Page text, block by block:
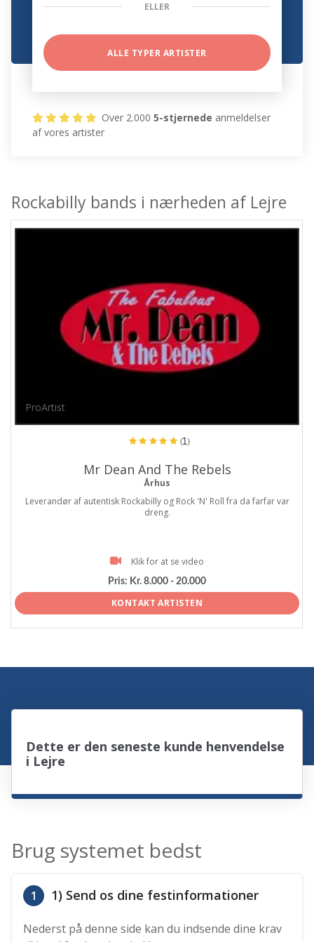
ELLER
ALLE TYPER ARTISTER
Over 2.0005-stjernede anmeldelser
af vores artister
Rockabilly bands i nærheden af Lejre
ProArtist
(1)
Mr Dean And The Rebels
Århus
Leverandør af autentisk Rockabilly og Rock 'N' Roll fra da farfar var
dreng.
Klik for at se video
Pris: Kr. 8.000 - 20.000
KONTAKT ARTISTEN
Dette er den seneste kunde henvendelse
i Lejre
Brug systemet bedst
1 1) Send os dine festinformationer
Nederst på denne side kan du indsende dine krav